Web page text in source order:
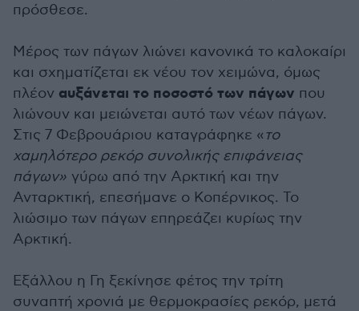
πρόσθεσε.
Μέρος των πάγων λιώνει κανονικά το καλοκαίρι
και σχηματίζεται εκ νέου τον χειμώνα, όμως
πλέον αυξάνεται το ποσοστό των πάγων που
λιώνουν και μειώνεται αυτό των νέων πάγων.
Στις 7 Φεβρουάριου καταγράφηκε « το
χαμηλότερο ρεκόρ συνολικής επιφάνειας
πάγων» γύρω από την Αρκτική και την
Ανταρκτική, επεσήμανε ο Κοπέρνικος. Το
λιώσιμο των πάγων επηρεάζει κυρίως την
Αρκτική.
Εξάλλου η Γη ξεκίνησε φέτος την τρίτη
συναπτή χρονιά με θερμοκρασίες ρεκόρ, μετά